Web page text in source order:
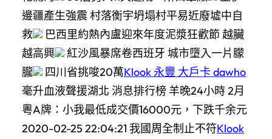
邊疆產生強震 村落衡宇坍塌村平易近廢墟中自
救
巴西里約熱內盧迎來年度泥漿狂歡節 越臟
越高興
紅沙風暴席卷西班牙 城市墮入一片朦
朧
四川省挑唆20萬Klook 永豐 大戶卡 dawho
毫升血液聲援湖北 消息排行榜 羊晚24小時 2月
粵A牌：小我最低成交價16000元，下跌千余元
2020-02-25 22:04:21 我國周全制止不符Klook